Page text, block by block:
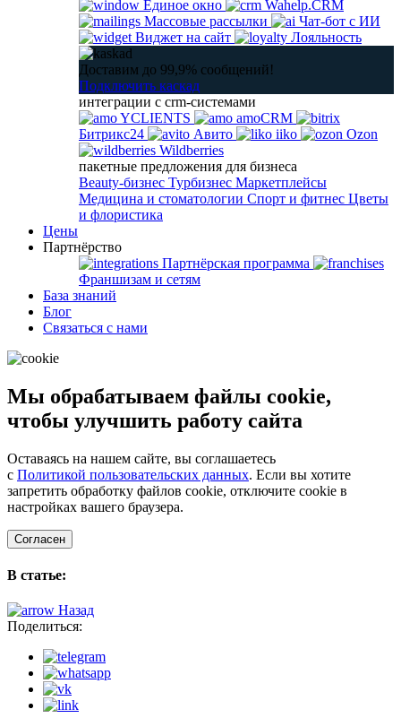
Единое окно
Wahelp.CRM
Массовые рассылки
Чат-бот с ИИ
Виджет на сайт
Лояльность
Доставим до 99,9% сообщений!
Подключить каскад
интеграции с crm-системами
YCLIENTS
amoCRM
Битрикс24
Авито iiko
Ozon
Wildberries
пакетные предложения для бизнеса
Beauty-бизнес Турбизнес Маркетплейсы
Медицина и стоматологии Спорт и фитнес Цветы
и флористика
Цены
Партнёрство
Партнёрская программа
Франшизам и сетям
База знаний
Блог
Связаться с нами
Мы обрабатываем файлы cookie,
чтобы улучшить работу сайта
Оставаясь на нашем сайте, вы соглашаетесь
с Политикой пользовательских данных. Если вы хотите
запретить обработку файлов cookie, отключите cookie в
настройках вашего браузера.
Согласен
В статье:
Назад
Поделиться: